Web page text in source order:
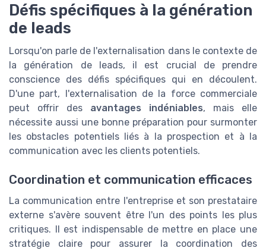
Défis spécifiques à la génération
de leads
Lorsqu'on parle de l'externalisation dans le contexte de
la génération de leads, il est crucial de prendre
conscience des défis spécifiques qui en découlent.
D'une part, l'externalisation de la force commerciale
peut offrir des avantages indéniables, mais elle
nécessite aussi une bonne préparation pour surmonter
les obstacles potentiels liés à la prospection et à la
communication avec les clients potentiels.
Coordination et communication efficaces
La communication entre l'entreprise et son prestataire
externe s'avère souvent être l'un des points les plus
critiques. Il est indispensable de mettre en place une
stratégie claire pour assurer la coordination des